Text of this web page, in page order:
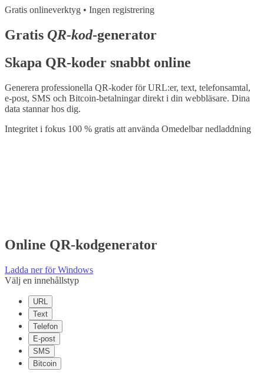
Gratis onlineverktyg • Ingen registrering
Gratis QR-kod-generator
Skapa QR-koder snabbt online
Generera professionella QR-koder för URL:er, text, telefonsamtal,
e-post, SMS och Bitcoin-betalningar direkt i din webbläsare. Dina
data stannar hos dig.
Integritet i fokus 100 % gratis att använda Omedelbar nedladdning
Online QR-kodgenerator
Ladda ner för Windows
Välj en innehållstyp
URL
Text
Telefon
E-post
SMS
Bitcoin